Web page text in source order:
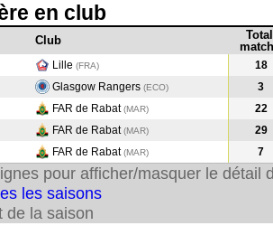
en club
Club
Total
Lille (FRA)
18
Glasgow Rangers (ECO)
3
FAR de Rabat(MAR)
22
FAR de Rabat(MAR)
29
FAR de Rabat(MAR) 7
pour afficher/masquer le détail
les saisons
de la saison